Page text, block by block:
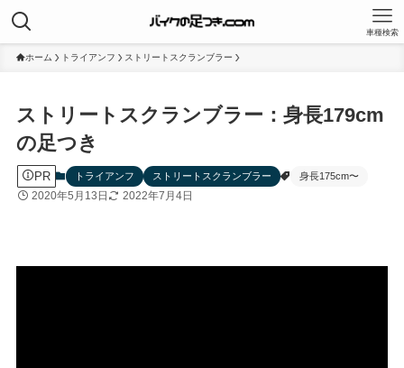
車種検索
ホーム トライアンフ ストリートスクランブラー
ストリートスクランブラー：身長179cm
の足つき
PR トライアンフ ストリートスクランブラー 身長175cm〜
2020年5月13日 2022年7月4日